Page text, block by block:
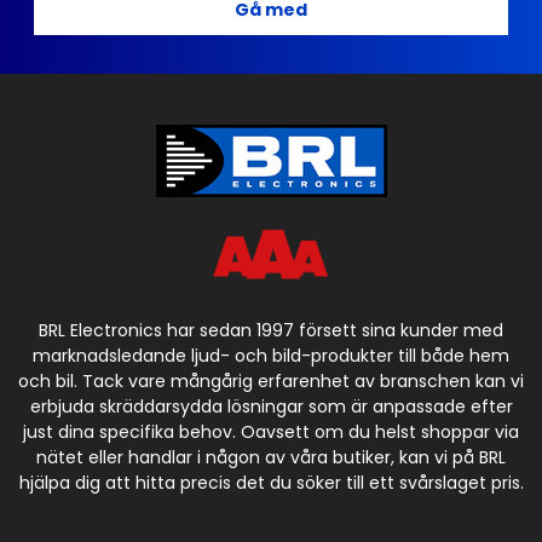
Gå med
BRL Electronics har sedan 1997 försett sina kunder med
marknadsledande ljud- och bild-produkter till både hem
och bil. Tack vare mångårig erfarenhet av branschen kan vi
erbjuda skräddarsydda lösningar som är anpassade efter
just dina specifika behov. Oavsett om du helst shoppar via
nätet eller handlar i någon av våra butiker, kan vi på BRL
hjälpa dig att hitta precis det du söker till ett svårslaget pris.